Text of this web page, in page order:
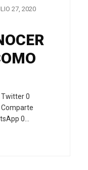
27, 2020
Twitter 0
0…